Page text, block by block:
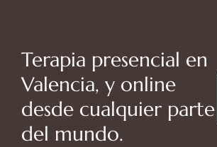
Terapia presencial en
Valencia, y online
desde cualquier parte
del mundo.